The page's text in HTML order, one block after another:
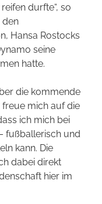
durfte“, so
den
Hansa Rostocks
seine
hatte.
die kommende
mich auf die
ich mich bei
fußballerisch und
kann. Die
dabei direkt
hier im